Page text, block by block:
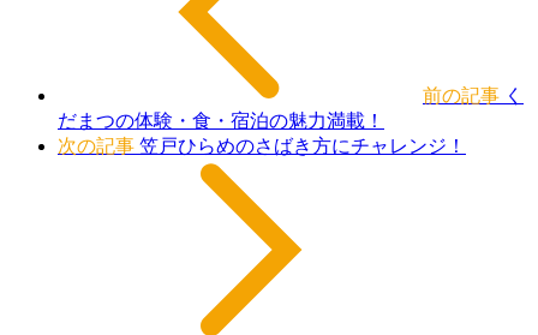
前の記事 く
だまつの体験・食・宿泊の魅力満載！
次の記事 笠戸ひらめのさばき方にチャレンジ！